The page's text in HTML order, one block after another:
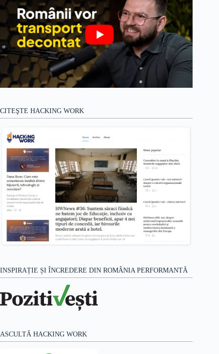
CITEŞTE HACKING WORK
INSPIRAȚIE ȘI ÎNCREDERE DIN ROMÂNIA PERFORMANTĂ
ASCULTĂ HACKING WORK